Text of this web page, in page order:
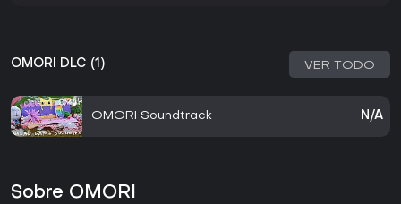
OMORI DLC (1) VER TODO
OMORI Soundtrack N/A
Sobre OMORI